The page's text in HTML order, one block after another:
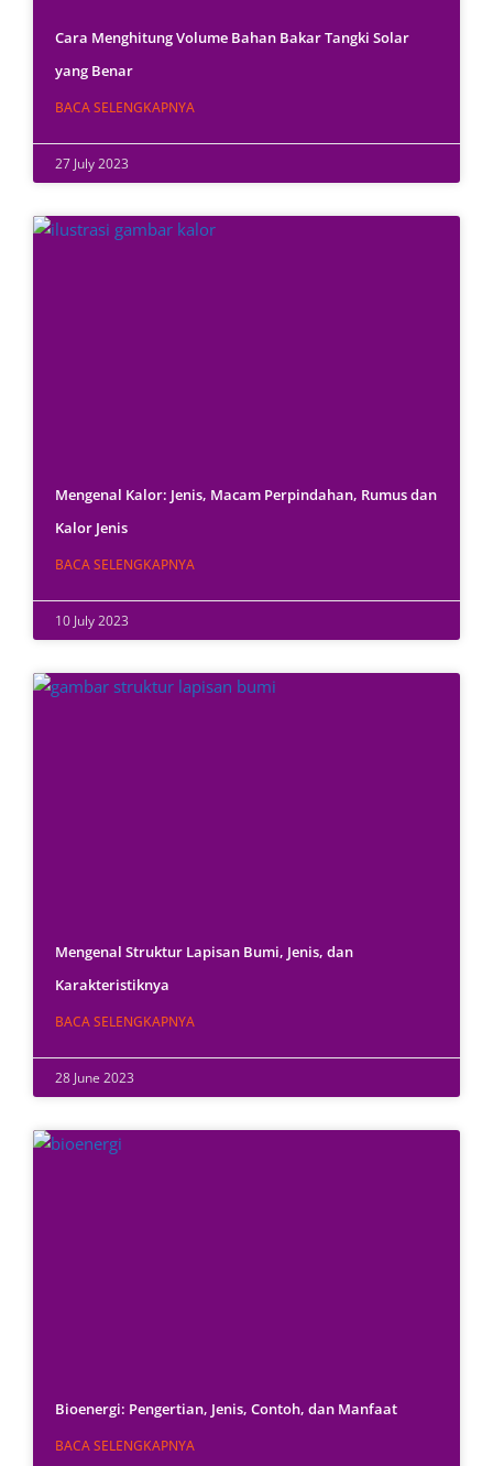
Cara Menghitung Volume Bahan Bakar Tangki Solar
yang Benar
BACA SELENGKAPNYA
27 July 2023
Mengenal Kalor: Jenis, Macam Perpindahan, Rumus dan
Kalor Jenis
BACA SELENGKAPNYA
10 July 2023
Mengenal Struktur Lapisan Bumi, Jenis, dan
Karakteristiknya
BACA SELENGKAPNYA
28 June 2023
Bioenergi: Pengertian, Jenis, Contoh, dan Manfaat
BACA SELENGKAPNYA